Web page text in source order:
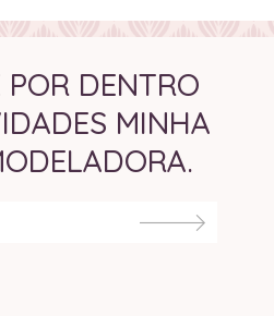
POR DENTRO
MINHA